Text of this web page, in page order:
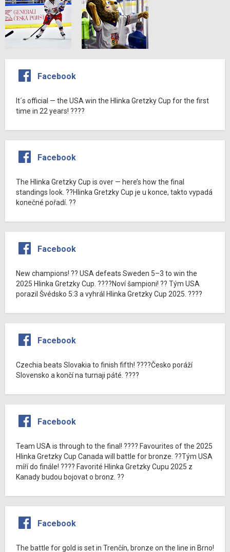
Facebook
It´s official — the USA win the Hlinka Gretzky Cup for the first
time in 22 years! ????
Facebook
The Hlinka Gretzky Cup is over — here’s how the final
standings look. ??Hlinka Gretzky Cup je u konce, takto vypadá
konečné pořadí. ??
Facebook
New champions! ?? USA defeats Sweden 5–3 to win the
2025 Hlinka Gretzky Cup. ????Noví šampioni! ?? Tým USA
porazil Švédsko 5:3 a vyhrál Hlinka Gretzky Cup 2025. ????
Facebook
Czechia beats Slovakia to finish fifth! ????Česko poráží
Slovensko a končí na turnaji páté. ????
Facebook
Team USA is through to the final! ???? Favourites of the 2025
Hlinka Gretzky Cup Canada will battle for bronze. ??Tým USA
míří do finále! ???? Favorité Hlinka Gretzky Cupu 2025 z
Kanady budou bojovat o bronz. ??
Facebook
The battle for gold is set in Trenčín, bronze on the line in Brno!